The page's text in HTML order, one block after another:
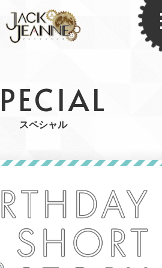
スペシャル